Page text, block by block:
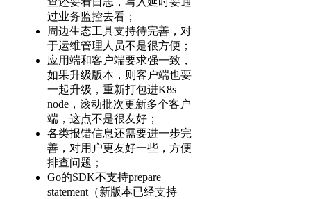
过业务监控去看；
周边生态工具支持待完善，对
于运维管理人员不是很方便；
应用端和客户端要求强一致，
如果升级版本，则客户端也要
一起升级，重新打包进K8s
node，滚动批次更新多个客户
端，这点不是很友好；
各类报错信息还需要进一步完
善，对用户更友好一些，方便
排查问题；
Go的SDK不支持prepare
statement（新版本已经支持——